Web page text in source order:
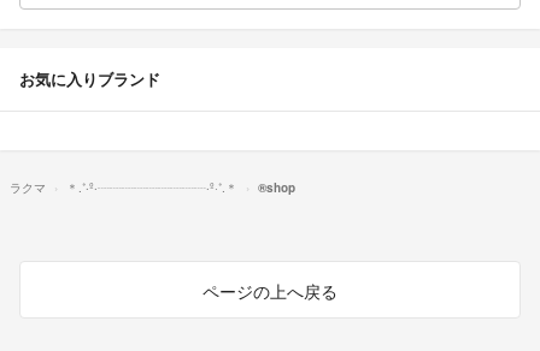
お気に入りブランド
ラクマ ＊.˚‧º‧┈┈┈┈┈┈┈┈┈‧º·˚.＊ ®️shop
ページの上へ戻る